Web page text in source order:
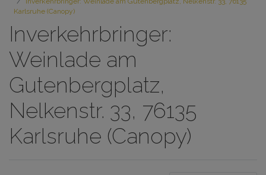
Karlsruhe (Canopy)
Inverkehrbringer:
Weinlade am
Gutenbergplatz,
Nelkenstr. 33, 76135
Karlsruhe (Canopy)